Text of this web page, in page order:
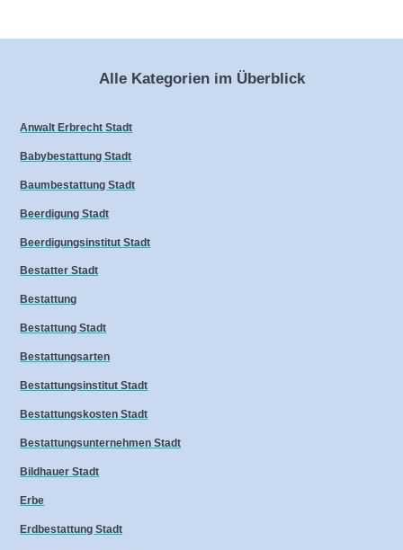
Alle Kategorien im Überblick
Anwalt Erbrecht Stadt
Babybestattung Stadt
Baumbestattung Stadt
Beerdigung Stadt
Beerdigungsinstitut Stadt
Bestatter Stadt
Bestattung
Bestattung Stadt
Bestattungsarten
Bestattungsinstitut Stadt
Bestattungskosten Stadt
Bestattungsunternehmen Stadt
Bildhauer Stadt
Erbe
Erdbestattung Stadt